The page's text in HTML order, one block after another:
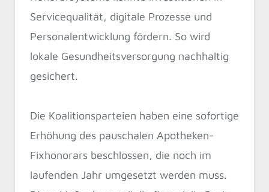
Servicequalität, digitale Prozesse und
Personalentwicklung fördern. So wird
lokale Gesundheitsversorgung nachhaltig
gesichert.
Die Koalitionsparteien haben eine sofortige
Erhöhung des pauschalen Apotheken-
Fixhonorars beschlossen, die noch im
laufenden Jahr umgesetzt werden muss.